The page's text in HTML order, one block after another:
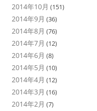
2014年10月 (151)
2014年9月 (36)
2014年8月 (76)
2014年7月 (12)
2014年6月 (8)
2014年5月 (10)
2014年4月 (12)
2014年3月 (16)
2014年2月 (7)